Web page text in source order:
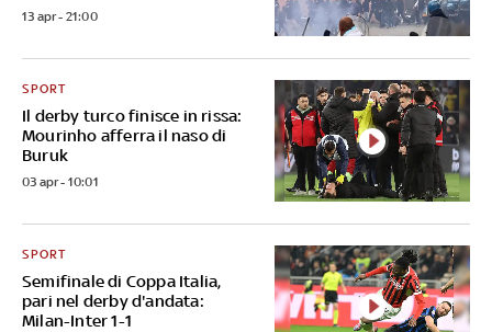
13 apr - 21:00
Il derby turco finisce in rissa:
Mourinho afferra il naso di
Buruk
SPORT
03 apr - 10:01
Semifinale di Coppa Italia,
pari nel derby d'andata:
Milan-Inter 1-1
SPORT